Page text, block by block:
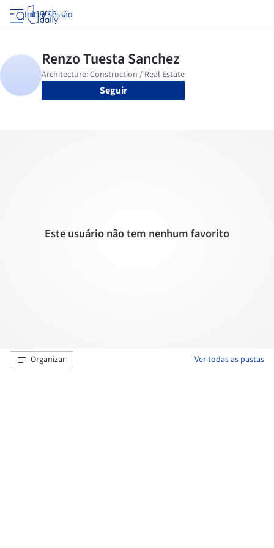
Iniciar sessão
Seguir
Este usuário não tem nenhum favorito
Organizar Ver todas as pastas